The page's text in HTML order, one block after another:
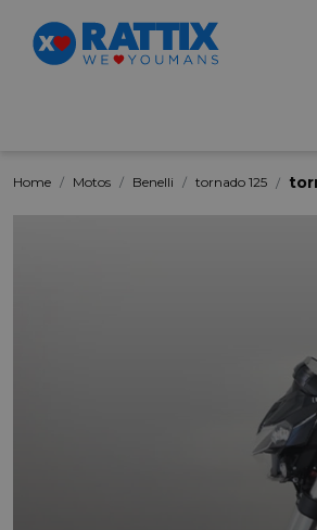
Home Motos Benelli tornado 125